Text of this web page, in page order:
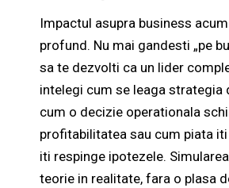
Impactul asupra business
profund. Nu mai gandesti „pe
sa te dezvolti ca un lider
intelegi cum se leaga strategia
cum o decizie operationala
profitabilitatea sau cum piata
iti respinge ipotezele.
teorie in realitate, fara o plasa